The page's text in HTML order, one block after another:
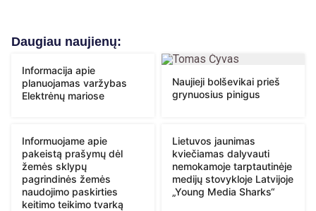
Daugiau naujienų:
Informacija apie
planuojamas varžybas
Elektrėnų mariose
Naujieji bolševikai prieš
grynuosius pinigus
Informuojame apie
pakeistą prašymų dėl
žemės sklypų
pagrindinės žemės
naudojimo paskirties
keitimo teikimo tvarką
Lietuvos jaunimas
kviečiamas dalyvauti
nemokamoje tarptautinėje
medijų stovykloje Latvijoje
„Young Media Sharks“